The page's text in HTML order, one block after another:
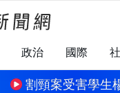
政治 國際
割頸案受害學生